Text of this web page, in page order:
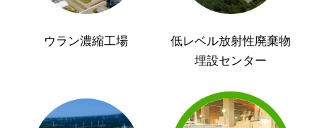
ウラン濃縮工場
低レベル放射性廃棄物
埋設センター